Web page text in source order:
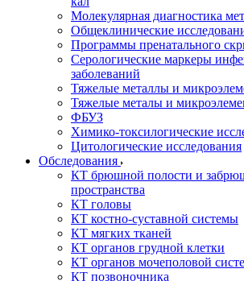
Молекулярная диагностика
Общеклинические
Программы пренатального
Серологические маркеры
заболеваний
Тяжелые металлы и
Тяжелые металы и
ФБУЗ
Химико-токсилогические
Цитологические исследования
Обследования
КТ брюшной полости и
пространства
КТ головы
КТ костно-суставной системы
КТ мягких тканей
КТ органов грудной клетки
КТ органов мочеполовой
КТ позвоночника